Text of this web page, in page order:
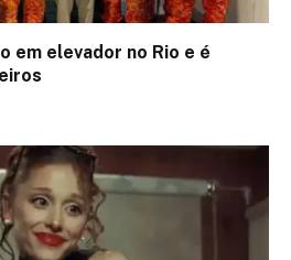
em elevador no Rio e é